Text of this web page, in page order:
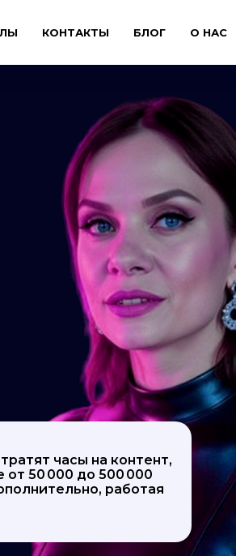
КОНТАКТЫ БЛОГ О НАС
часы на контент,
от 50 000 до 500 000
работая